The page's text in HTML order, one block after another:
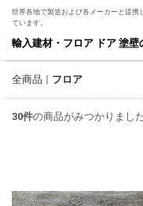
世界各地で製造および各メーカーと提携
ています。
輸入建材・フロア ドア 塗壁
全商品 フロア
30件の商品がみつかりました